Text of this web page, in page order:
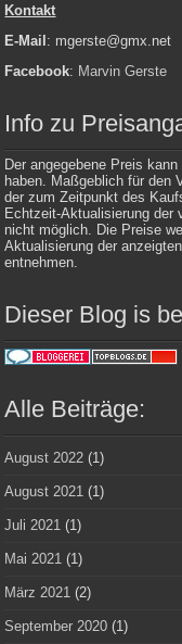
Kontakt
E-Mail: mgerste@gmx.net
Facebook: Marvin Gerste
Info zu
Der angegebene Preis
haben. Maßgeblich für den
der zum Zeitpunkt des
Echtzeit-Aktualisierung der
nicht möglich. Die Preise
Aktualisierung der
entnehmen.
Dieser Blog is
Alle Beiträge:
August 2022 (1)
August 2021 (1)
Juli 2021 (1)
Mai 2021 (1)
März 2021 (2)
September 2020 (1)